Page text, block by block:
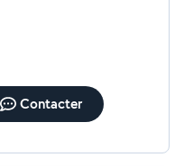
- M'occuper de la
- rédaction de
Contacter